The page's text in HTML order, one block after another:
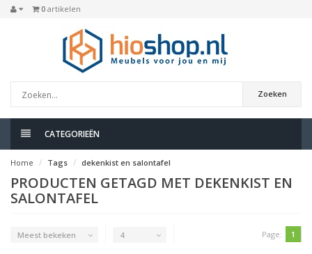
0 artikelen
Zoeken
CATEGORIEËN
Home Tags dekenkist en salontafel
PRODUCTEN GETAGD MET DEKENKIST EN
SALONTAFEL
Meest bekeken 4 Page: 1